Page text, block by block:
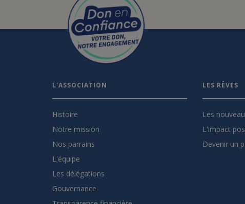
L'ASSOCIATION
Histoire
Notre mission
Nos parrains
L'équipe
Les délégations
Gouvernance
LES RÊVES
Les
L'impact
Devenir un